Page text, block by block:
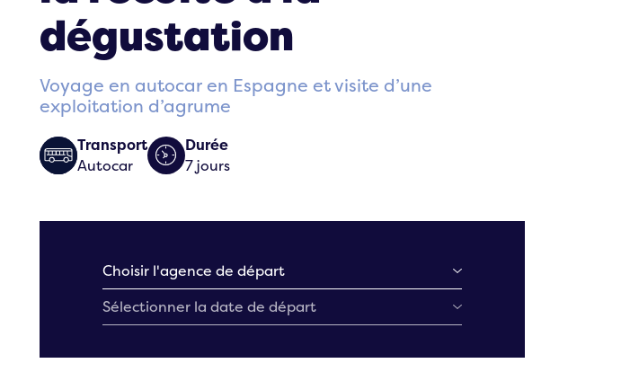
dégustation
Voyage en autocar en Espagne et visite d’une
exploitation d’agrume
Transport
Autocar
Durée
7 jours